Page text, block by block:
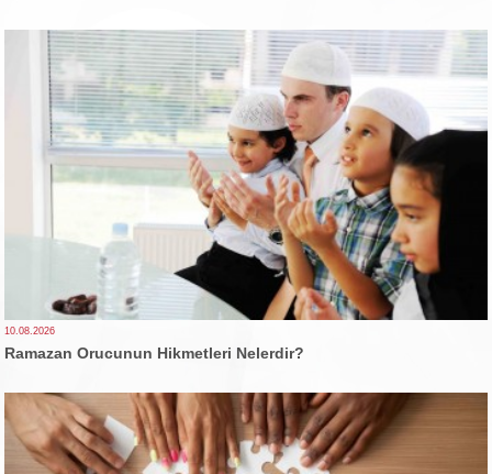
10.08.2026
Ramazan Orucunun Hikmetleri Nelerdir?